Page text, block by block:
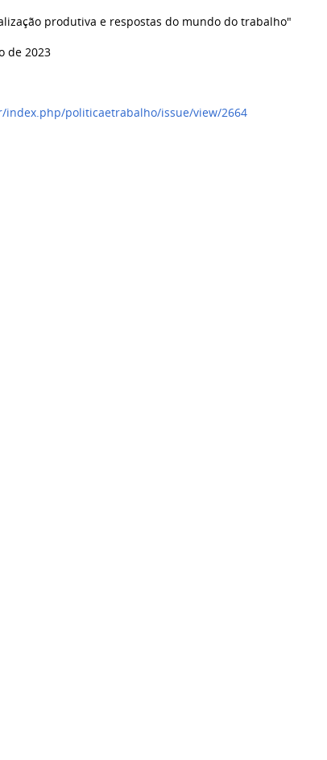
produtiva e respostas do mundo do trabalho"
de 2023
politicaetrabalho/issue/view/2664